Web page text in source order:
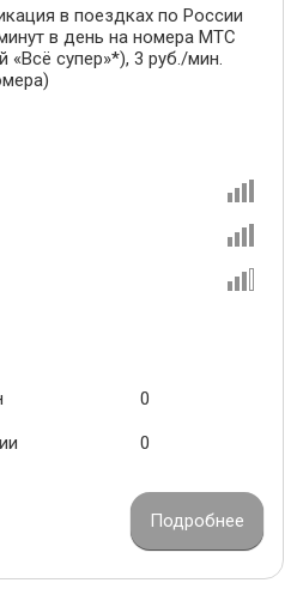
в поездках по России
в день на номера МТС
«Всё супер»*), 3 руб./мин.
0
0
Подробнее